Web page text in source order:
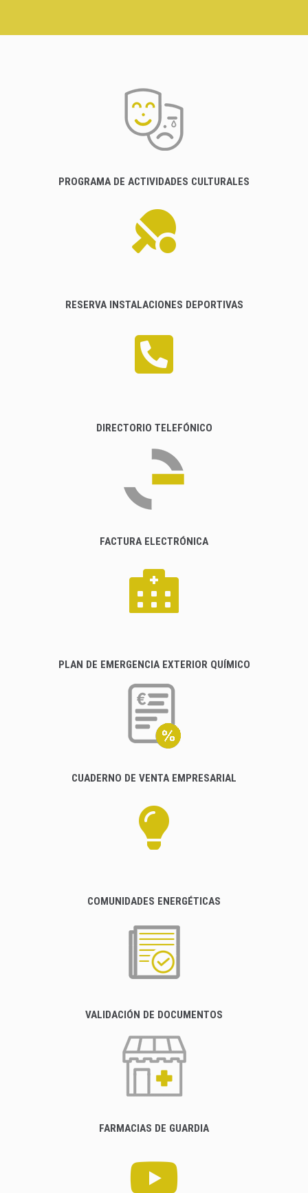
PROGRAMA DE ACTIVIDADES CULTURALES
RESERVA INSTALACIONES DEPORTIVAS
DIRECTORIO TELEFÓNICO
FACTURA ELECTRÓNICA
PLAN DE EMERGENCIA EXTERIOR QUÍMICO
CUADERNO DE VENTA EMPRESARIAL
COMUNIDADES ENERGÉTICAS
VALIDACIÓN DE DOCUMENTOS
FARMACIAS DE GUARDIA